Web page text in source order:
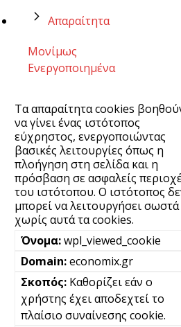
Απαραίτητα
Μονίμως
Ενεργοποιημένα
Τα απαραίτητα cookies
να γίνει ένας ιστότοπος
εύχρηστος, ενεργοποιώντας
βασικές λειτουργίες όπως η
πλοήγηση στη σελίδα και η
πρόσβαση σε ασφαλείς
του ιστότοπου. Ο ιστότοπος
μπορεί να λειτουργήσει σωστά
χωρίς αυτά τα cookies.
wpl_viewed_cookie
economix.gr
Καθορίζει εάν ο
χρήστης έχει αποδεχτεί το
πλαίσιο συναίνεσης cookie.